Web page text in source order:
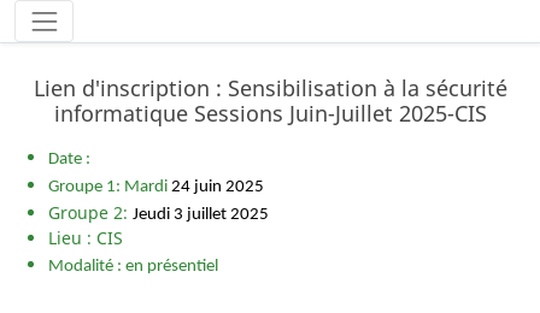
Lien d'inscription : Sensibilisation à la sécurité
informatique Sessions Juin-Juillet 2025-CIS
Date :
Groupe 1: Mardi 24 juin 2025
Groupe 2: Jeudi 3 juillet 2025
Lieu : CIS
Modalité : en présentiel